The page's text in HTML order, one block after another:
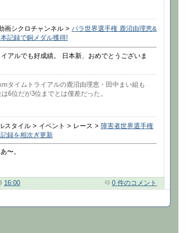
画シクロチャンネル > パラ世界選手権 鹿沼由理恵&
記録で銅メダル獲得!
アルでも好成績。 日本新、おめでとうございま
タイムトライアルの鹿沼由理恵・田中まい組も
6位だが3位までとは僅差だった。
スタイル > イベント > レース > 障害者世界選手権
録を相次ぎ更新
〜。
16:00 0 件のコメント